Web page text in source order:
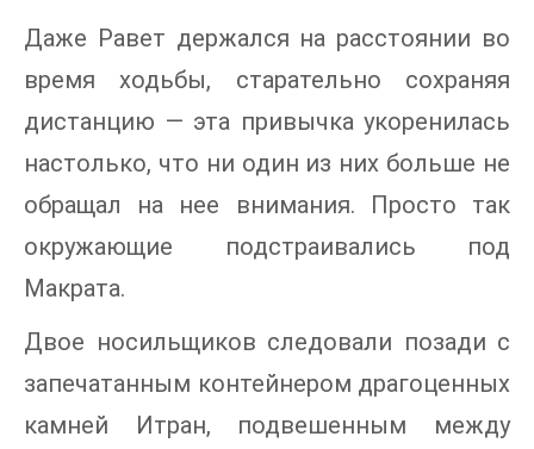
Даже Равет держался на расстоянии во
время ходьбы, старательно сохраняя
дистанцию — эта привычка укоренилась
настолько, что ни один из них больше не
обращал на нее внимания. Просто так
окружающие подстраивались под
Макрата.
Двое носильщиков следовали позади с
запечатанным контейнером драгоценных
камней Итран, подвешенным между